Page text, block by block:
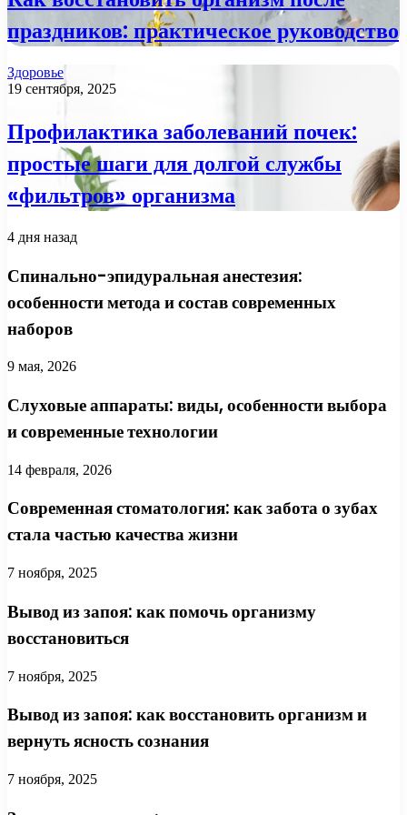
праздников: практическое руководство
Здоровье
19 сентября, 2025
Профилактика заболеваний почек:
простые шаги для долгой службы
«фильтров» организма
4 дня назад
Спинально-эпидуральная анестезия:
особенности метода и состав современных
наборов
9 мая, 2026
Слуховые аппараты: виды, особенности выбора
и современные технологии
14 февраля, 2026
Современная стоматология: как забота о зубах
стала частью качества жизни
7 ноября, 2025
Вывод из запоя: как помочь организму
восстановиться
7 ноября, 2025
Вывод из запоя: как восстановить организм и
вернуть ясность сознания
7 ноября, 2025